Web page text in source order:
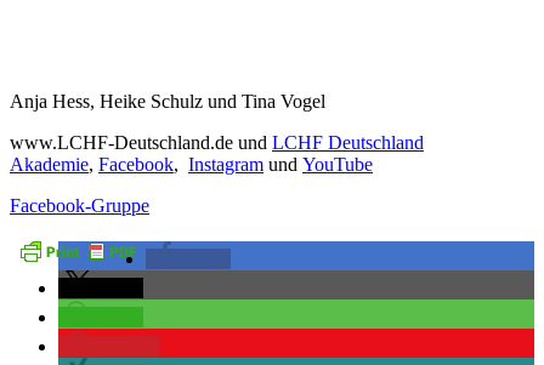
Anja Hess, Heike Schulz und Tina Vogel
www.LCHF-Deutschland.de und LCHF Deutschland
Akademie, Facebook, Instagram und YouTube
Facebook-Gruppe